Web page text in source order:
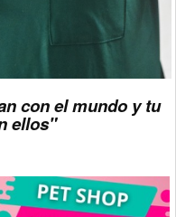
con el mundo y tu
ellos"